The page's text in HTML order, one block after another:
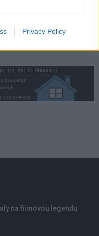
Privacy Policy
na filmovou legendu